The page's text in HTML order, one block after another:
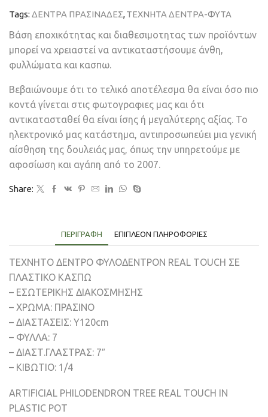
Tags: ΔΕΝΤΡΑ ΠΡΑΣΙΝΑΔΕΣ,ΤΕΧΝΗΤΑ ΔΕΝΤΡΑ-ΦΥΤΑ
Βάση εποχικότητας και διαθεσιμοτητας των προϊόντων
μπορεί να χρειαστεί να αντικαταστήσουμε άνθη,
φυλλώματα και κασπω.
Βεβαιώνουμε ότι το τελικό αποτέλεσμα θα είναι όσο πιο
κοντά γίνεται στις φωτογραφιες μας και ότι
αντικατασταθεί θα είναι ίσης ή μεγαλύτερης αξίας. Το
ηλεκτρονικό μας κατάστημα, αντιπροσωπεύει μια γενική
αίσθηση της δουλειάς μας, όπως την υπηρετούμε με
αφοσίωση και αγάπη από το 2007.
Share:
ΠΕΡΙΓΡΑΦΉ ΕΠΙΠΛΈΟΝ ΠΛΗΡΟΦΟΡΊΕΣ
ΤΕΧΝΗΤΟ ΔΕΝΤΡΟ ΦΥΛΟΔΕΝΤΡΟΝ REAL TOUCH ΣΕ
ΠΛΑΣΤΙΚΟ ΚΑΣΠΩ
– ΕΣΩΤΕΡΙΚΗΣ ΔΙΑΚΟΣΜΗΣΗΣ
– ΧΡΩΜΑ: ΠΡΑΣΙΝΟ
– ΔΙΑΣΤΑΣΕΙΣ: Υ120cm
– ΦΥΛΛΑ: 7
– ΔΙΑΣΤ.ΓΛΑΣΤΡΑΣ: 7″
– ΚΙΒΩΤΙΟ: 1/4
ARTIFICIAL PHILODENDRON TREE REAL TOUCH IN
PLASTIC POT